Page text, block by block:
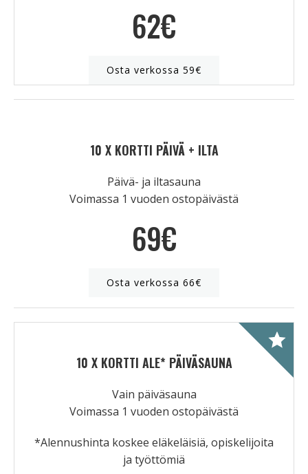
62€
Osta verkossa 59€
10 X KORTTI PÄIVÄ + ILTA
Päivä- ja iltasauna
Voimassa 1 vuoden ostopäivästä
69€
Osta verkossa 66€
10 X KORTTI ALE* PÄIVÄSAUNA
Vain päiväsauna
Voimassa 1 vuoden ostopäivästä
*Alennushinta koskee eläkeläisiä, opiskelijoita
ja työttömiä